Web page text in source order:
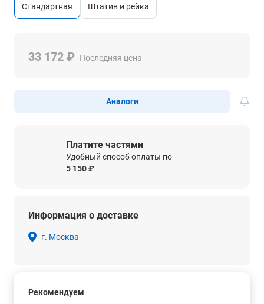
стандартная штатив и рейка
33 172 ₽ Последняя цена
Аналоги
Платите частями
Удобный способ оплаты по
5 150 ₽
Информация о доставке
г. Москва
Рекомендуем